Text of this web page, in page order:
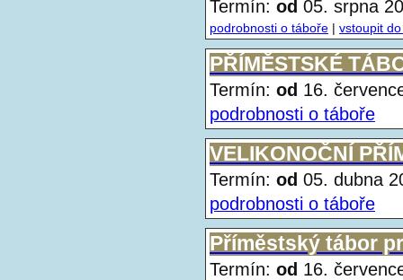
Termín: od 05. srpna
podrobnosti o táboře | vstoupit
PŘÍMĚSTSKÉ
Termín: od 16.
podrobnosti o táboře
VELIKONOČNÍ
Termín: od 05. dubna
podrobnosti o táboře
Příměstský tábor
Termín: od 16.